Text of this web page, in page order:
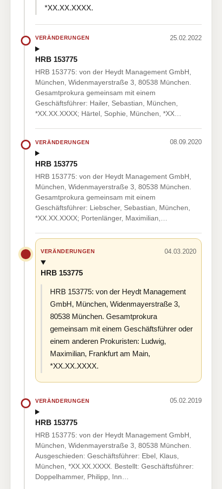
*XX.XX.XXXX.
VERÄNDERUNGEN 25.02.2022
HRB 153775
HRB 153775: von der Heydt Management GmbH,
München, Widenmayerstraße 3, 80538 München.
Gesamtprokura gemeinsam mit einem
Geschäftsführer: Hailer, Sebastian, München,
*XX.XX.XXXX; Härtel, Sophie, München, *XX…
VERÄNDERUNGEN 08.09.2020
HRB 153775
HRB 153775: von der Heydt Management GmbH,
München, Widenmayerstraße 3, 80538 München.
Gesamtprokura gemeinsam mit einem
Geschäftsführer: Liebscher, Sebastian, München,
*XX.XX.XXXX; Portenlänger, Maximilian,…
VERÄNDERUNGEN 04.03.2020
HRB 153775
HRB 153775: von der Heydt Management
GmbH, München, Widenmayerstraße 3,
80538 München. Gesamtprokura
gemeinsam mit einem Geschäftsführer oder
einem anderen Prokuristen: Ludwig,
Maximilian, Frankfurt am Main,
*XX.XX.XXXX.
VERÄNDERUNGEN 05.02.2019
HRB 153775
HRB 153775: von der Heydt Management GmbH,
München, Widenmayerstraße 3, 80538 München.
Ausgeschieden: Geschäftsführer: Ebel, Klaus,
München, *XX.XX.XXXX. Bestellt: Geschäftsführer:
Doppelhammer, Philipp, Inn…